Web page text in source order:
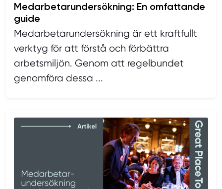
Medarbetarundersökning: En omfattande
guide
Medarbetarundersökning är ett kraftfullt
verktyg för att förstå och förbättra
arbetsmiljön. Genom att regelbundet
genomföra dessa ...